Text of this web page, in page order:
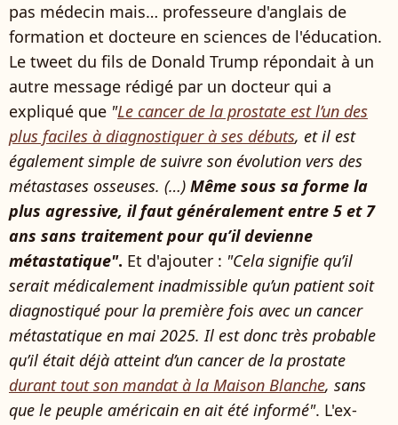
pas médecin mais… professeure d'anglais de
formation et docteure en sciences de l'éducation.
Le tweet du fils de Donald Trump répondait à un
autre message rédigé par un docteur qui a
expliqué que "Le cancer de la prostate est l’un des
plus faciles à diagnostiquer à ses débuts, et il est
également simple de suivre son évolution vers des
métastases osseuses. (…) Même sous sa forme la
plus agressive, il faut généralement entre 5 et 7
ans sans traitement pour qu’il devienne
métastatique". Et d'ajouter : "Cela signifie qu’il
serait médicalement inadmissible qu’un patient soit
diagnostiqué pour la première fois avec un cancer
métastatique en mai 2025. Il est donc très probable
qu’il était déjà atteint d’un cancer de la prostate
durant tout son mandat à la Maison Blanche, sans
que le peuple américain en ait été informé". L'ex-